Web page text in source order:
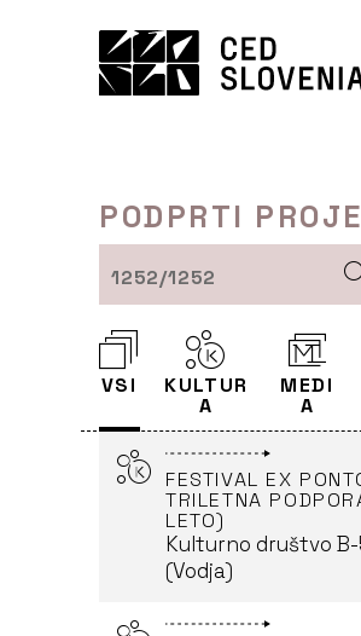
PODPRTI
1252/1252
VSI
KULTUR
A
MEDI
A
PREVODNI
PREVODNI
društvo Zrakogled –
Associazione
culturale Zrakogled
FESTIVAL EX
TRILETNA
LETO)
Kulturno društvo B-
(Vodja)